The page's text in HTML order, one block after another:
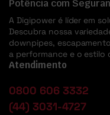
Potência com
A Digipower é líder em
Descubra nossa
downpipes,
a performance e o estilo
Atendimento
0800 606 3332
(44) 3031-4727